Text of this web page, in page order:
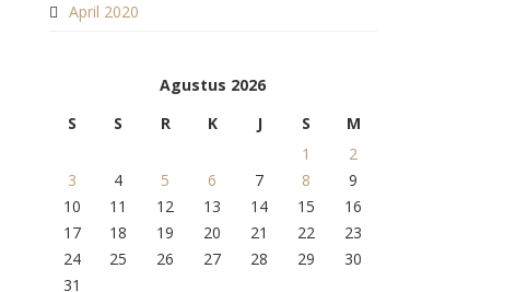
April 2020
Agustus 2026
S
S R K J S
M
1
2
3
4 5 6 7 8
9
10
11 12 13 14 15
16
17
18 19 20 21 22
23
24
25 26 27 28 29
30
31